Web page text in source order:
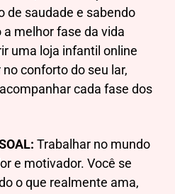
de saudade e sabendo
melhor fase da vida
uma loja infantil online
conforto do seu lar,
cada fase dos
Trabalhar no mundo
e motivador. Você se
o que realmente ama,